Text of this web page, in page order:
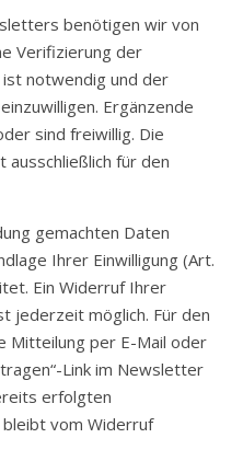
benötigen wir von
Verifizierung der
notwendig und der
Ergänzende
sind freiwillig. Die
für den
gemachten Daten
Ihrer Einwilligung (Art.
Ein Widerruf Ihrer
jederzeit möglich. Für den
Mitteilung per E-Mail oder
Link im Newsletter
erfolgten
vom Widerruf